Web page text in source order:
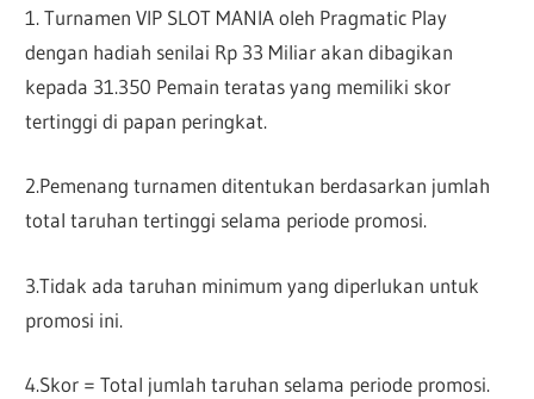
1. Turnamen VIP SLOT MANIA oleh Pragmatic Play
dengan hadiah senilai Rp 33 Miliar akan dibagikan
kepada 31.350 Pemain teratas yang memiliki skor
tertinggi di papan peringkat.
2.Pemenang turnamen ditentukan berdasarkan jumlah
total taruhan tertinggi selama periode promosi.
3.Tidak ada taruhan minimum yang diperlukan untuk
promosi ini.
4.Skor = Total jumlah taruhan selama periode promosi.